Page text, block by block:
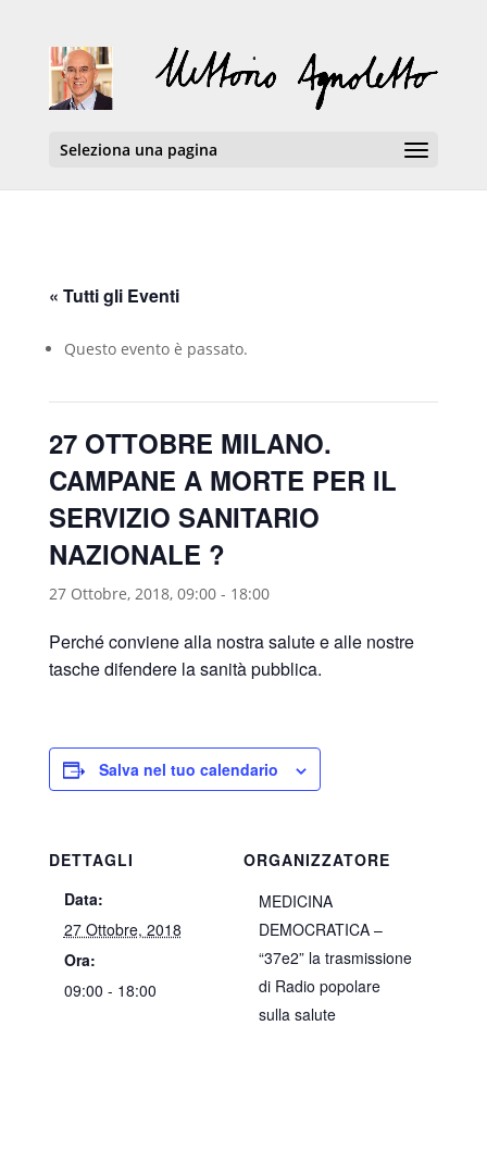
Seleziona una pagina
« Tutti gli Eventi
Questo evento è passato.
27 OTTOBRE MILANO.
CAMPANE A MORTE PER IL
SERVIZIO SANITARIO
NAZIONALE ?
27 Ottobre, 2018, 09:00- 18:00
Perché conviene alla nostra salute e alle nostre
tasche difendere la sanità pubblica.
Salva nel tuo calendario
DETTAGLI
Data:
27 Ottobre, 2018
Ora:
09:00 - 18:00
ORGANIZZATORE
MEDICINA
DEMOCRATICA –
“37e2” la trasmissione
di Radio popolare
sulla salute